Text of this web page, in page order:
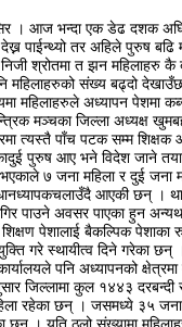
। आज भन्दा एक डेढ दशक अघि
पाईन्थ्यो तर अहिले पुरुष बढि
श्रोतमा त झन महिलाहरु कै
महिलाहरुको संख्य बढ्दो
महिलाहरुले अध्यापन पेशमा
मञ्चका जिल्ला अध्यक्ष
त्यस्तै पाँच पटक सम्म
पुरुष आए भने विदेश जाने
७ जना महिला र दुई जना
आएकी छन् ।
पाउने अवसर पाएका हुन
पेशालाई बैकल्पिक पेशाका
गरे स्थायीत्व दिने गरेका छन्
कार्यालयले पनि अध्यापनको
जिल्लामा कुल १४४३ दरबन्दी
रहेका छन् । जसमध्ये ३५ जना